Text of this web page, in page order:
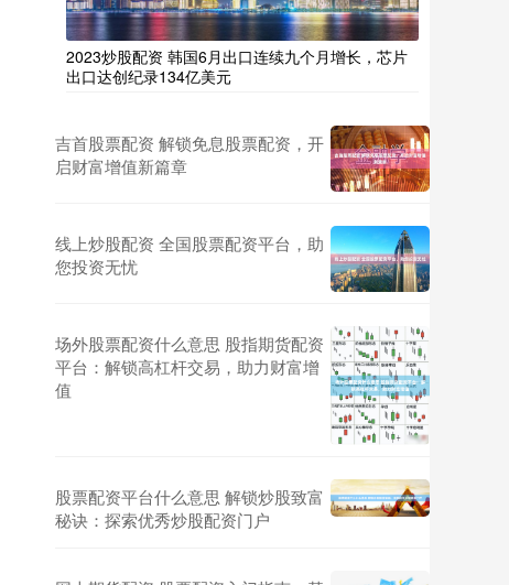
2023炒股配资 韩国6月出口连续九个月增长，芯片
出口达创纪录134亿美元
吉首股票配资 解锁免息股票配资，开
启财富增值新篇章
线上炒股配资 全国股票配资平台，助
您投资无忧
场外股票配资什么意思 股指期货配资
平台：解锁高杠杆交易，助力财富增
值
股票配资平台什么意思 解锁炒股致富
秘诀：探索优秀炒股配资门户